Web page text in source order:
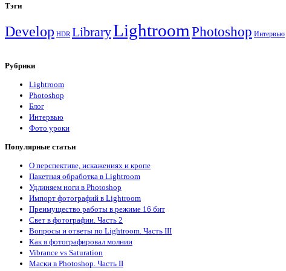
Sidebar
Тэги
Develop HDR LibraryLightroom Photoshop Интервью
Рубрики
Lightroom
Photoshop
Блог
Интервью
Фото уроки
Популярные статьи
О перспективе, искажениях и кропе
Пакетная обработка в Lightroom
Удлиняем ноги в Photoshop
Импорт фотографий в Lightroom
Преимущество работы в режиме 16 бит
Свет в фотографии. Часть 2
Вопросы и ответы по Lightroom. Часть III
Как я фотографировал молнии
Vibrance vs Saturation
Маски в Photoshop. Часть II